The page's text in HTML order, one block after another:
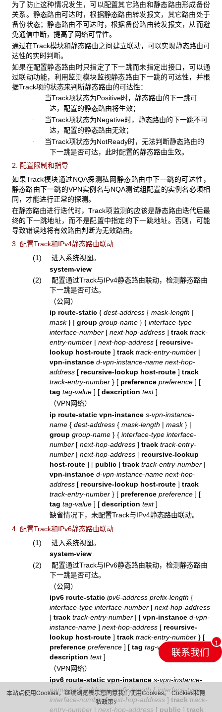
为了防止这种情况发生，可以配置其它路由和静态路由形成备份
关系。静态路由可达时，根据静态路由转发报文，其它路由处于
备份状态；静态路由不可达时，根据备份路由转发报文，从而避
免通信中断，提高了网络可靠性。
通过在Track模块和静态路由之间建立联动，可以实现静态路由可
达性的实时判断。
如果在配置静态路由时只指定了下一跳而未指定出接口，可以通
过联动功能，利用监测模块监视静态路由下一跳的可达性，并根
据Track项的状态来判断静态路由的可达性：
· 当Track项状态为Positive时，静态路由的下一跳可
达，配置的静态路由将生效；
· 当Track项状态为Negative时，静态路由的下一跳不可
达，配置的静态路由无效；
· 当Track项状态为NotReady时，无法判断静态路由的
下一跳是否可达，此时配置的静态路由生效。
2. 配置限制和指导
如果Track模块通过NQA探测私网静态路由中下一跳的可达性，
静态路由下一跳的VPN实例名与NQA测试组配置的实例名必须相
同，才能进行正常的探测。
在静态路由进行迭代时，Track项监测的应该是静态路由迭代后最
终的下一跳地址，而不是配置中指定的下一跳地址。否则，可能
导致错误地将有效路由判断为无效路由。
3. 配置Track和IPv4静态路由联动
(1) 进入系统视图。
system-view
(2) 配置通过Track与IPv4静态路由联动，检测静态路由
下一跳是否可达。
（公网）
ip route-static { dest-address { mask-length |
mask } | group group-name } { interface-type
interface-number [ next-hop-address ] track track-
entry-number | next-hop-address [recursive-
lookup host-route ] track track-entry-number |
vpn-instance d-vpn-instance-name next-hop-
address [recursive-lookup host-route ] track
track-entry-number } [preference preference ] [
tag tag-value ] [description text ]
（VPN网络）
ip route-static vpn-instance s-vpn-instance-
name { dest-address { mask-length | mask } |
group group-name } { interface-type interface-
number [ next-hop-address ] track track-entry-
number | next-hop-address [recursive-lookup
host-route ] [public ] track track-entry-number |
vpn-instance d-vpn-instance-name next-hop-
address [recursive-lookup host-route ] track
track-entry-number } [preference preference ] [
tag tag-value ] [description text ]
缺省情况下，未配置Track与IPv4静态路由联动。
4. 配置Track和IPv6静态路由联动
(1) 进入系统视图。
system-view
(2) 配置通过Track与IPv6静态路由联动，检测静态路由
下一跳是否可达。
（公网）
ipv6 route-static ipv6-address prefix-length {
interface-type interface-number [ next-hop-address
] track track-entry-number | [vpn-instance d-vpn-
instance-name ] next-hop-address [recursive-
lookup host-route ] track track-entry-number } [
preference preference ] [tag tag-value ] [
description text ]
（VPN网络）
ipv6 route-static vpn-instance s-vpn-instance-
name ipv6-address prefix-length { interface-type
interface-number [ next-hop-address ] track track-
entry-number | next-hop-address [public ] track
联系我们
本站点使用Cookies，继续浏览表示您同意我们使用Cookies。Cookies和隐
私政策>